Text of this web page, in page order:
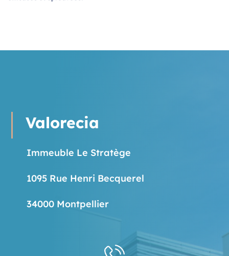
Valorecia
Immeuble Le Stratège
1095 Rue Henri Becquerel
34000 Montpellier